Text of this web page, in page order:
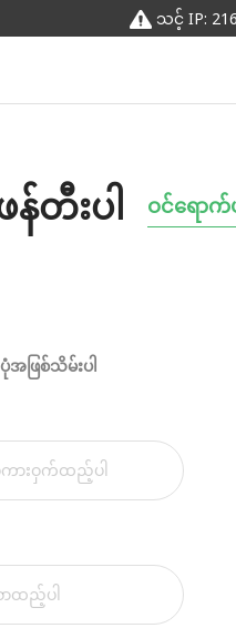
သင့် IP:
တီးပါ ဝင်ရောက်
ပုံအဖြစ်သိမ်းပါ